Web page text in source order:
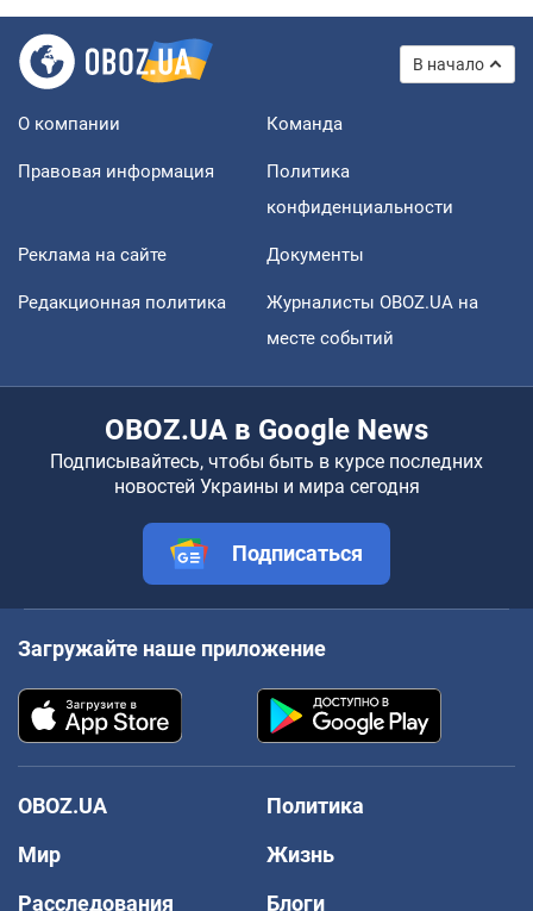
В начало
О компании Команда
Правовая информация
Политика
конфиденциальности
Реклама на сайте Документы
Редакционная политика
Журналисты OBOZ.UA на
месте событий
OBOZ.UA в Google News
Подписывайтесь, чтобы быть в курсе последних
новостей Украины и мира сегодня
Подписаться
Загружайте наше приложение
OBOZ.UA
Политика
Мир
Жизнь
Расследования
Блоги